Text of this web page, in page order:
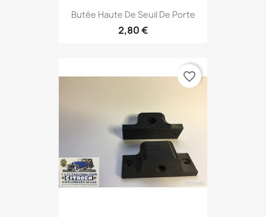
Butée Haute De Seuil De Porte
2,80 €
favorite_border